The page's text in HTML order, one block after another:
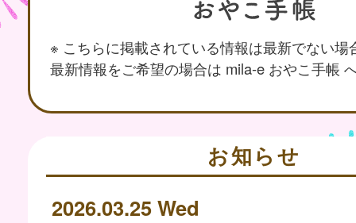
※ こちらに掲載されている情報は最新でない場
最新情報をご希望の場合は mila-e おやこ手帳
お知らせ
2026.03.25 Wed